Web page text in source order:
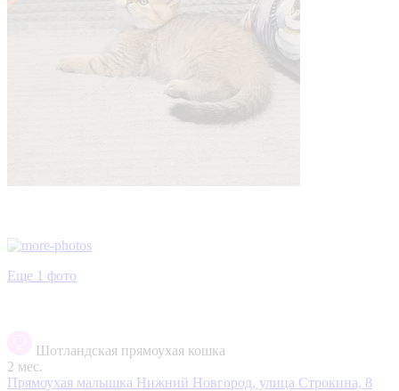
Еще 1 фото
Шотландская прямоухая кошка
2 мес.
Прямоухая малышка Нижний Новгород, улица Строкина, 8